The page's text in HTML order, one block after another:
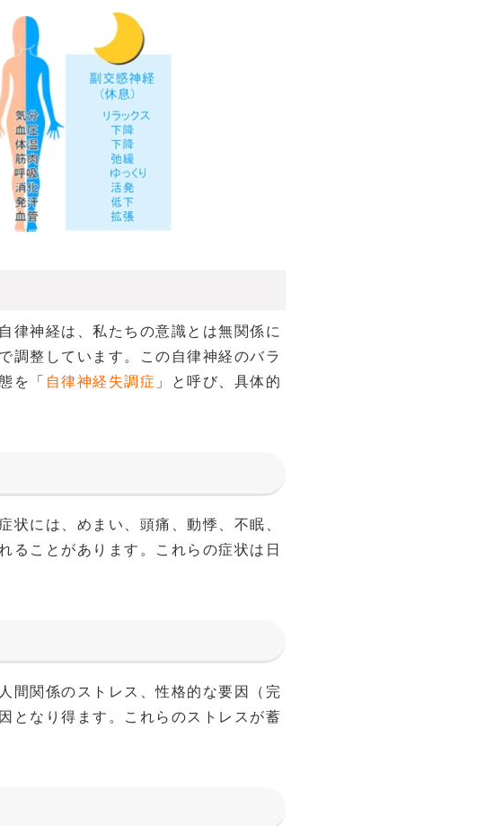
律神経は、私たちの意識とは無関係に
調整しています。この自律神経のバラ
を「 自律神経失調症 」と呼び、具体的
状には、めまい、頭痛、動悸、不眠、
ることがあります。これらの症状は日
間関係のストレス、性格的な要因（完
となり得ます。これらのストレスが蓄